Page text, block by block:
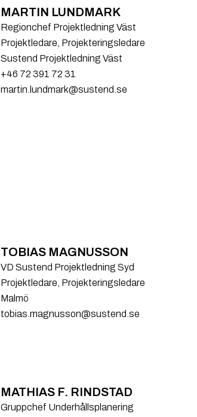
MARTIN LUNDMARK
Regionchef Projektledning Väst
Projektledare, Projekteringsledare
Sustend Projektledning Väst
+46 72 391 72 31
martin.lundmark@sustend.se
TOBIAS MAGNUSSON
VD Sustend Projektledning Syd
Projektledare, Projekteringsledare
Malmö
tobias.magnusson@sustend.se
MATHIAS F. RINDSTAD
Gruppchef Underhållsplanering